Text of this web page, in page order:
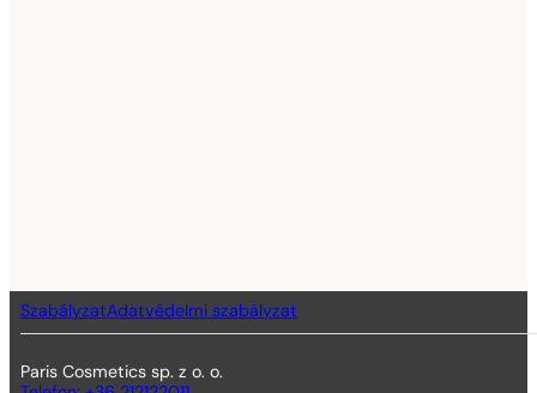
SzabályzatAdatvédelmi szabályzat
Paris Cosmetics sp. z o. o.